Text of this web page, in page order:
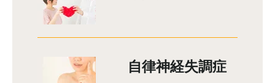
自律神経失調症